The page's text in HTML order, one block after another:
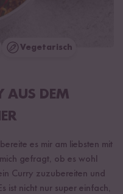
Vegetarisch
AUS DEM
es mir am liebsten mit
gefragt, ob es wohl
Curry zuzubereiten und
ist nicht nur super einfach,